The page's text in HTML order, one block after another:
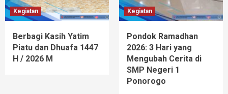
Kegiatan
Berbagi Kasih Yatim
Piatu dan Dhuafa 1447
H / 2026 M
Kegiatan
Pondok Ramadhan
2026: 3 Hari yang
Mengubah Cerita di
SMP Negeri 1
Ponorogo